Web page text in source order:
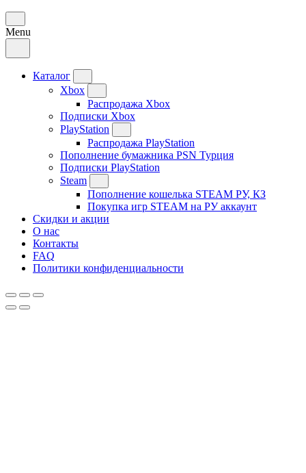
Menu
Каталог
Xbox
Распродажа Xbox
Подписки Xbox
PlayStation
Распродажа PlayStation
Пополнение бумажника PSN Турция
Подписки PlayStation
Steam
Пополнение кошелька STEAM РУ, КЗ
Покупка игр STEAM на РУ аккаунт
Скидки и акции
О нас
Контакты
FAQ
Политики конфиденциальности